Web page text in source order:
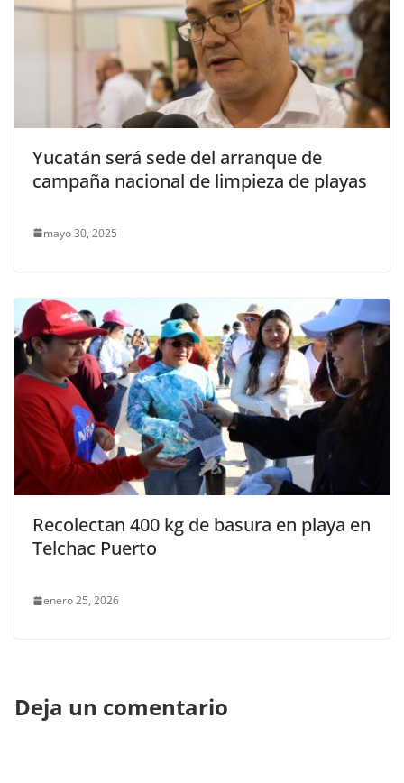
Yucatán será sede del arranque de
campaña nacional de limpieza de playas
mayo 30, 2025
Recolectan 400 kg de basura en playa en
Telchac Puerto
enero 25, 2026
Deja un comentario